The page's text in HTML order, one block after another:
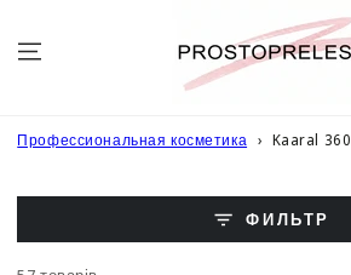
ТОВАРА
Профессиональная косметика Kaaral 360
ФИЛЬТР